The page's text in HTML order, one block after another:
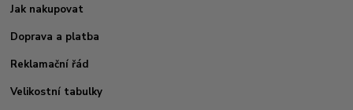
Jak nakupovat
Doprava a platba
Reklamační řád
Velikostní tabulky